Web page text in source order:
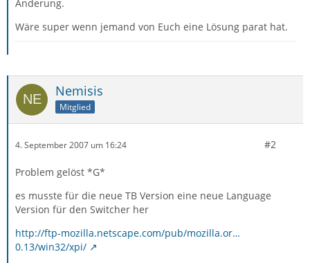
Änderung.
Wäre super wenn jemand von Euch eine Lösung parat hat.
Nemisis
Mitglied
4. September 2007 um 16:24 #2
Problem gelöst *G*
es musste für die neue TB Version eine neue Language
Version für den Switcher her
http://ftp-mozilla.netscape.com/pub/mozilla.or…
0.13/win32/xpi/